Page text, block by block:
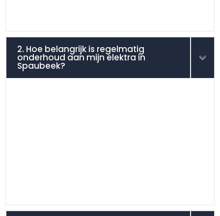
2. Hoe belangrijk is regelmatig
onderhoud aan mijn elektra in
Spaubeek?